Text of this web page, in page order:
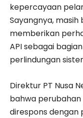
kepercayaan
Sayangnya,
memberikan
API sebagai
perlindungan
Direktur PT Nusa
bahwa perubahan
direspons dengan